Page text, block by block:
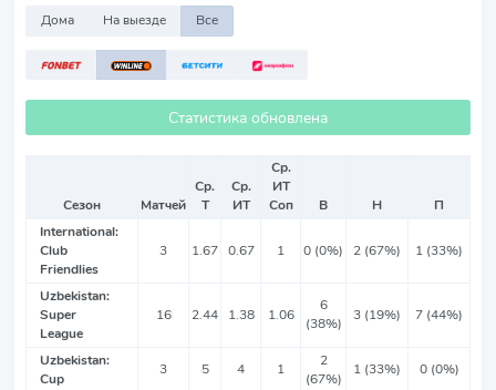
Дома На выезде Все
Статистика обновлена
Сезон Матчей
Ср.
Т
Ср.
ИТ
Ср.
ИТ
Соп
В Н
П
International:
Club
Friendlies
3 1.67 0.67 1 0 (0%) 2 (67%) 1 (33%)
Uzbekistan:
Super
League
16 2.44 1.38 1.06
6
(38%)
3 (19%) 7 (44%)
Uzbekistan:
Cup
3 5 4 1
2
(67%)
1 (33%) 0 (0%)